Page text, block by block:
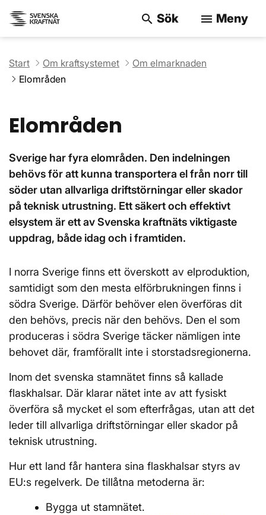
search Sök menu Meny
Start Om kraftsystemet
Om elmarknaden
Elområden
Elområden
Sverige har fyra elområden. Den indelningen
behövs för att kunna transportera el från norr till
söder utan allvarliga driftstörningar eller skador
på teknisk utrustning. Ett säkert och effektivt
elsystem är ett av Svenska kraftnäts viktigaste
uppdrag, både idag och i framtiden.
I norra Sverige finns ett överskott av elproduktion,
samtidigt som den mesta elförbrukningen finns i
södra Sverige. Därför behöver elen överföras dit
den behövs, precis när den behövs. Den el som
produceras i södra Sverige täcker nämligen inte
behovet där, framförallt inte i storstadsregionerna.
Inom det svenska stamnätet finns så kallade
flaskhalsar. Där klarar nätet inte av att fysiskt
överföra så mycket el som efterfrågas, utan att det
leder till allvarliga driftstörningar eller skador på
teknisk utrustning.
Hur ett land får hantera sina flaskhalsar styrs av
EU:s regelverk. De tillåtna metoderna är:
Bygga ut stamnätet.